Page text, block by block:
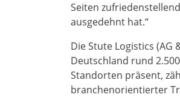
Seiten
ausgedehnt hat.“
Die Stute Logistics
Deutschland rund
Standorten präsent,
branchenorientierter